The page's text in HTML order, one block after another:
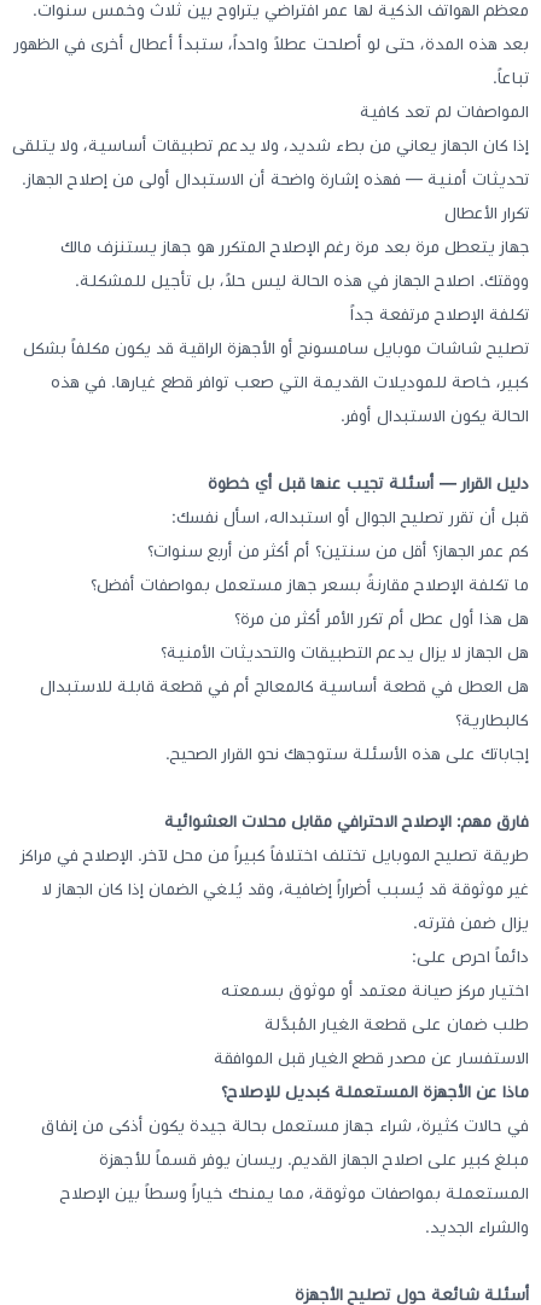
معظم الهواتف الذكية لها عمر افتراضي يتراوح بين ثلاث وخمس سنوات.
بعد هذه المدة، حتى لو أصلحت عطلاً واحداً، ستبدأ أعطال أخرى في الظهور
تباعاً.
المواصفات لم تعد كافية
إذا كان الجهاز يعاني من بطء شديد، ولا يدعم تطبيقات أساسية، ولا يتلقى
تحديثات أمنية — فهذه إشارة واضحة أن الاستبدال أولى من إصلاح الجهاز.
تكرار الأعطال
جهاز يتعطل مرة بعد مرة رغم الإصلاح المتكرر هو جهاز يستنزف مالك
ووقتك. اصلاح الجهاز في هذه الحالة ليس حلاً، بل تأجيل للمشكلة.
تكلفة الإصلاح مرتفعة جداً
تصليح شاشات موبايل سامسونج أو الأجهزة الراقية قد يكون مكلفاً بشكل
كبير، خاصة للموديلات القديمة التي صعب توافر قطع غيارها. في هذه
الحالة يكون الاستبدال أوفر.
دليل القرار — أسئلة تجيب عنها قبل أي خطوة
قبل أن تقرر تصليح الجوال أو استبداله، اسأل نفسك:
كم عمر الجهاز؟ أقل من سنتين؟ أم أكثر من أربع سنوات؟
ما تكلفة الإصلاح مقارنةً بسعر جهاز مستعمل بمواصفات أفضل؟
هل هذا أول عطل أم تكرر الأمر أكثر من مرة؟
هل الجهاز لا يزال يدعم التطبيقات والتحديثات الأمنية؟
هل العطل في قطعة أساسية كالمعالج أم في قطعة قابلة للاستبدال
كالبطارية؟
إجاباتك على هذه الأسئلة ستوجهك نحو القرار الصحيح.
فارق مهم: الإصلاح الاحترافي مقابل محلات العشوائية
طريقة تصليح الموبايل تختلف اختلافاً كبيراً من محل لآخر. الإصلاح في مراكز
غير موثوقة قد يُسبب أضراراً إضافية، وقد يُلغي الضمان إذا كان الجهاز لا
يزال ضمن فترته.
دائماً احرص على:
اختيار مركز صيانة معتمد أو موثوق بسمعته
طلب ضمان على قطعة الغيار المُبدَّلة
الاستفسار عن مصدر قطع الغيار قبل الموافقة
ماذا عن الأجهزة المستعملة كبديل للإصلاح؟
في حالات كثيرة، شراء جهاز مستعمل بحالة جيدة يكون أذكى من إنفاق
مبلغ كبير على اصلاح الجهاز القديم. ريسان يوفر قسماً للأجهزة
المستعملة بمواصفات موثوقة، مما يمنحك خياراً وسطاً بين الإصلاح
والشراء الجديد.
أسئلة شائعة حول تصليح الأجهزة